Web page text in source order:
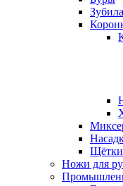
Щётки
Ножи для